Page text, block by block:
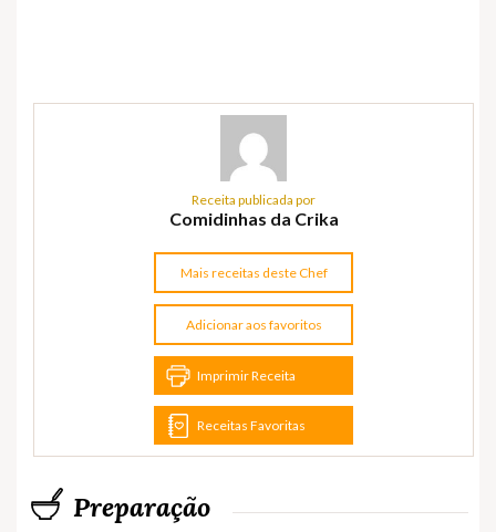
Receita publicada por
Comidinhas da Crika
Mais receitas deste Chef
Adicionar aos favoritos
Imprimir Receita
Receitas Favoritas
Preparação